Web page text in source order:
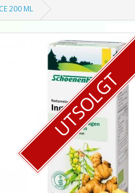
200 ML
UTSOLGT